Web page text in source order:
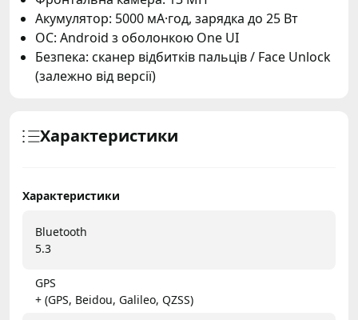
Акумулятор: 5000 мА·год, зарядка до 25 Вт
ОС: Android з оболонкою One UI
Безпека: сканер відбитків пальців / Face Unlock
(залежно від версії)
Характеристики
Характеристики
Bluetooth
5.3
GPS
+ (GPS, Beidou, Galileo, QZSS)